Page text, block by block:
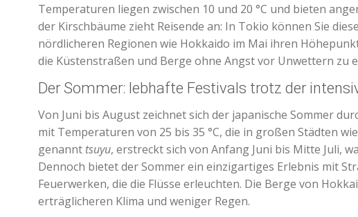
Temperaturen liegen zwischen 10 und 20 °C und bieten
der Kirschbäume zieht Reisende an: In Tokio können Sie
nördlicheren Regionen wie Hokkaido im Mai ihren
die Küstenstraßen und Berge ohne Angst vor Unwettern zu
Der Sommer: lebhafte Festivals trotz der
Von Juni bis August zeichnet sich der japanische Sommer
mit Temperaturen von 25 bis 35 °C, die in großen Städten
genannt tsuyu, erstreckt sich von Anfang Juni bis Mitte Juli,
Dennoch bietet der Sommer ein einzigartiges Erlebnis mit
Feuerwerken, die die Flüsse erleuchten. Die Berge von
erträglicheren Klima und weniger Regen.